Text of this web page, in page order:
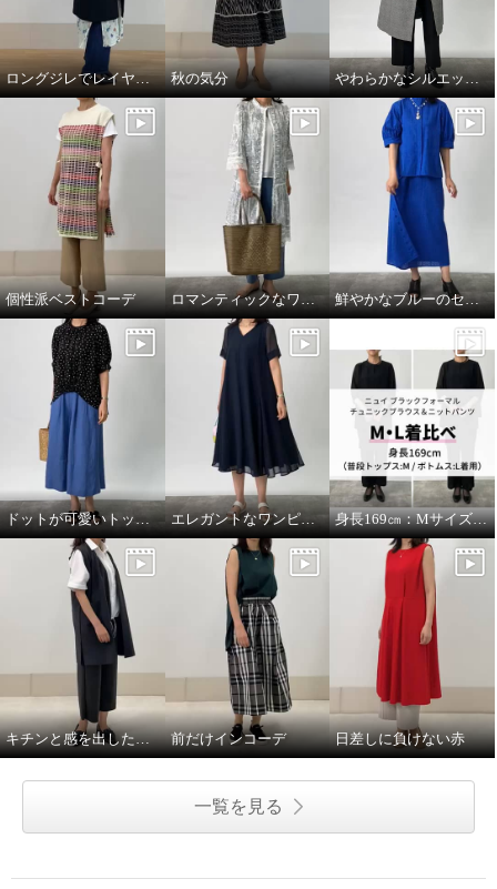
イプ フリルカラーワンピース
ロングジレでレイヤードスタイル 秋の気分 やわらかなシルエットの上質トレンチコート
個性派ベストコーデ 鮮やかなブルーのセットアップコーデ。
ドットが可愛いトップスをメインに。 エレガントなワンピースにカジュアルな小物を合わせて。 身長169㎝：MサイズとLサイズを着比べ
キチンと感を出したい日に。 前だけインコーデ 日差しに負けない赤
一覧を見る